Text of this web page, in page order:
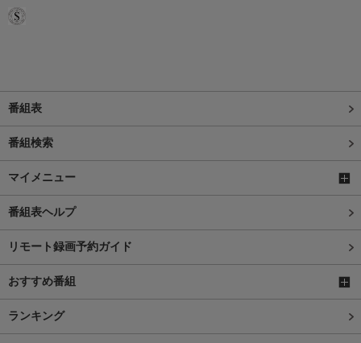
番組表
番組検索
マイメニュー
番組表ヘルプ
リモート録画予約ガイド
おすすめ番組
ランキング